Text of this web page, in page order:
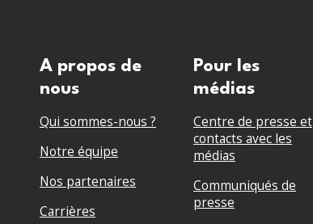
A propos de
nous
Qui sommes-nous ?
Notre équipe
Nos partenaires
Carrières
Pour les
médias
Centre de presse et
contacts avec les
médias
Communiqués de
presse